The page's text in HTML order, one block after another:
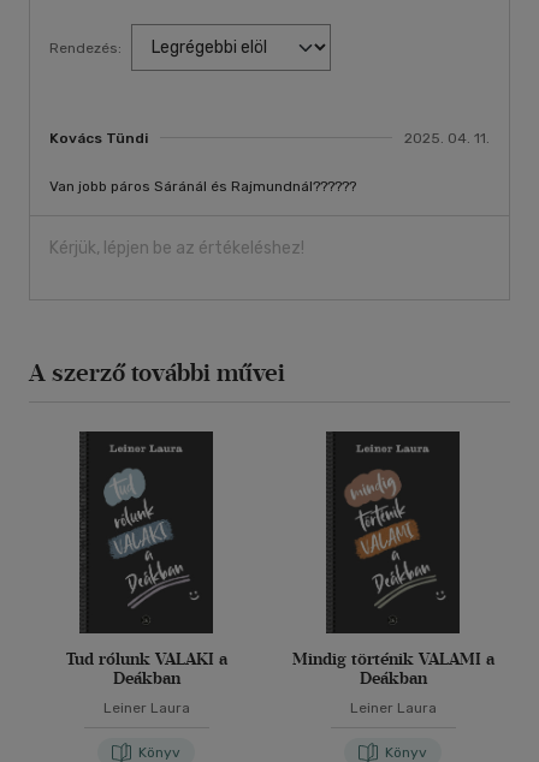
Rendezés:
Kovács Tündi 2025. 04. 11.
Van jobb páros Sáránál és Rajmundnál??????
Kérjük, lépjen be az értékeléshez!
A szerző további művei
Tud rólunk VALAKI a
Deákban
Leiner Laura
Könyv
Mindig történik VALAMI a
Deákban
Leiner Laura
Könyv